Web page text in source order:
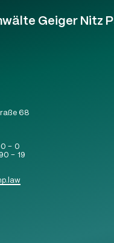
Geiger Nitz
68
– 0
– 19